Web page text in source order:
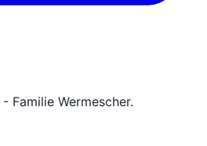
Wermescher.